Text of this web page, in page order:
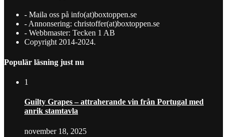
- Maila oss på info(at)boxtoppen.se
- Annonsering: christoffer(at)boxtoppen.se
- Webbmaster: Tecken 1 AB
Copyright 2014-2024.
Populär läsning just nu
1
Guilty Grapes – attraherande vin från Portugal med
anrik stamtavla
november 18, 2025